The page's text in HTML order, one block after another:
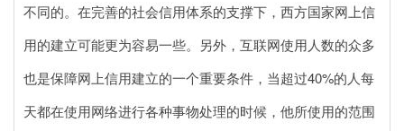
不同的。在完善的社会信用体系的支撑下，西方国家网上信
用的建立可能更为容易一些。另外，互联网使用人数的众多
也是保障网上信用建立的一个重要条件，当超过40%的人每
天都在使用网络进行各种事物处理的时候，他所使用的范围